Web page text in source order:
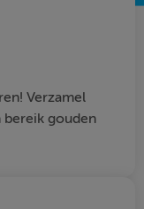
Verzamel
bereik gouden